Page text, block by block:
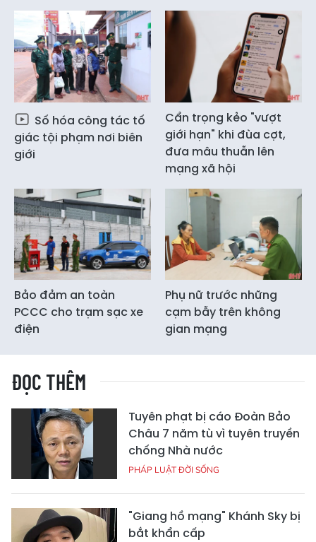
Số hóa công tác tố
giác tội phạm nơi biên
giới
Cẩn trọng kẻo "vượt
giới hạn" khi đùa cợt,
đưa mâu thuẫn lên
mạng xã hội
Bảo đảm an toàn
PCCC cho trạm sạc xe
điện
Phụ nữ trước những
cạm bẫy trên không
gian mạng
ĐỌC THÊM
Tuyên phạt bị cáo Đoàn Bảo
Châu 7 năm tù vì tuyên truyền
chống Nhà nước
PHÁP LUẬT ĐỜI SỐNG
"Giang hồ mạng" Khánh Sky bị
bắt khẩn cấp